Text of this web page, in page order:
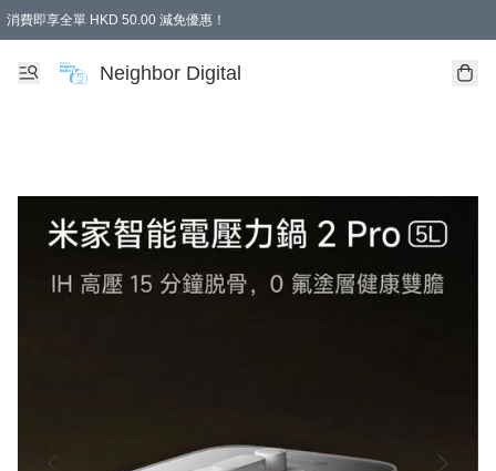
消費即享全單 HKD 50.00 減免優惠！
Neighbor Digital